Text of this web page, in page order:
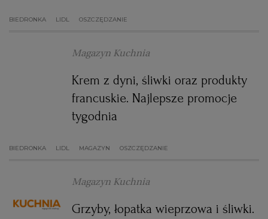
BIEDRONKA LIDL OSZCZĘDZANIE
Magazyn Kuchnia
Krem z dyni, śliwki oraz produkty
francuskie. Najlepsze promocje
tygodnia
BIEDRONKA LIDL MAGAZYN OSZCZĘDZANIE
Magazyn Kuchnia
Grzyby, łopatka wieprzowa i śliwki.